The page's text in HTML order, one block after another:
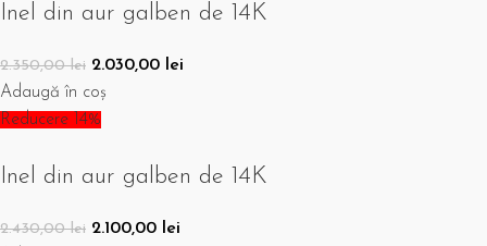
Inel din aur galben de 14K
2.350,00lei 2.030,00 lei
Adaugă în coș
Reducere 14%
Inel din aur galben de 14K
2.430,00lei 2.100,00 lei